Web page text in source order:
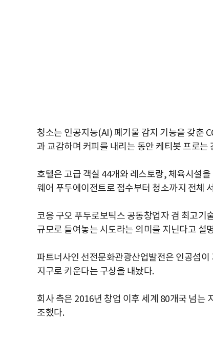
청소는 인공지능(AI) 폐기물 감지 기능을 갖춘
과 교감하며 커피를 내리는 동안 케티봇 프로는
호텔은 고급 객실 44개와 레스토랑, 체육시설
웨어 푸두에이전트로 접수부터 청소까지 전체
코응 구오 푸두로보틱스 공동창업자 겸 최고기
규모로 들여놓는 시도라는 의미를 지닌다고 설
파트너사인 선전문화관광산업발전은 인공섬
지구로 키운다는 구상을 내놨다.
회사 측은 2016년 창업 이후 세계 80개국 넘는
조했다.